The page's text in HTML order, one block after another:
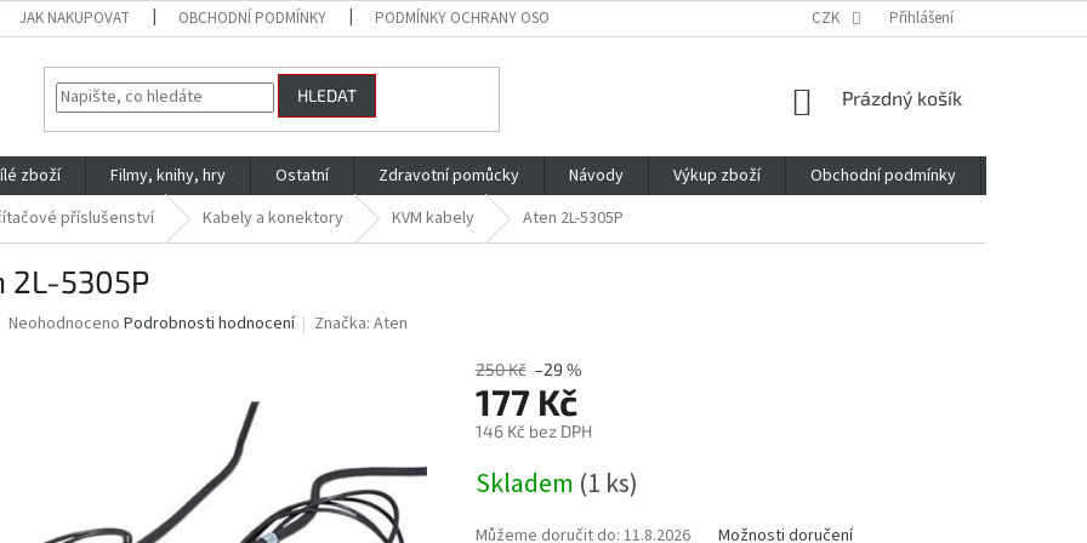
JAK NAKUPOVAT OBCHODNÍ PODMÍNKY PODMÍNKY OCHRANY OSOBNÍCH ÚDAJŮ CZK Přihlášení
HLEDAT
NÁKUPNÍ
Prázdný košík
zboží Filmy, knihy, hry Ostatní Zdravotní pomůcky Návody Výkup zboží Obchodní podmínky
příslušenství Kabely a konektory KVM kabely Aten 2L-5305P
2L-5305P
Průměrné
Neohodnoceno Podrobnosti hodnocení Značka:Aten
250 Kč –29 %
177 Kč
146 Kč bez DPH
cena:
Skladem (1 ks)
Můžeme doručit do: 11.8.2026 Možnosti doručení